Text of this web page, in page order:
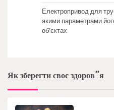
Електропривод для
якими параметрами
об’єктах
Як зберегти своє здоров”я